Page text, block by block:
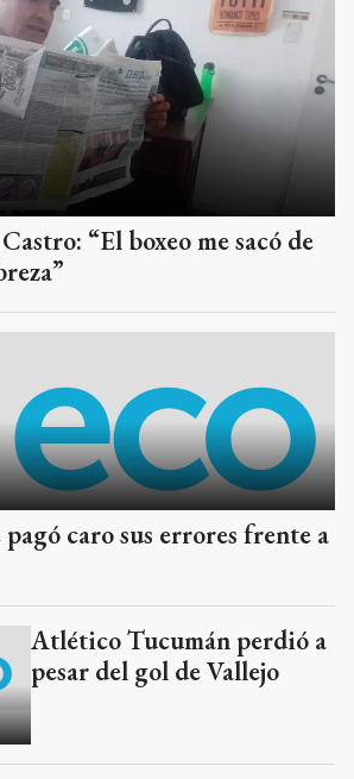
“El boxeo me sacó de
caro sus errores frente a
Atlético Tucumán perdió a
pesar del gol de Vallejo